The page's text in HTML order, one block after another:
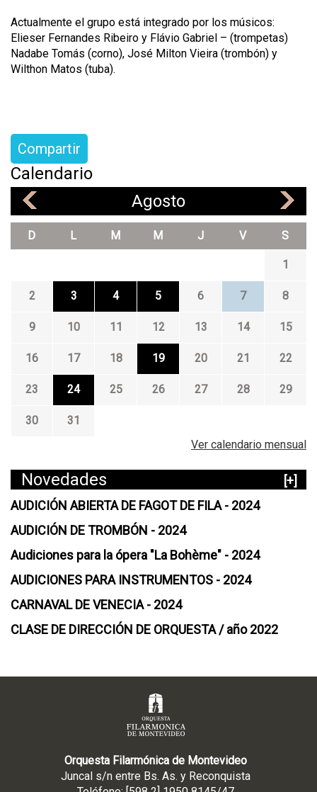
Actualmente el grupo está integrado por los músicos:
Elieser Fernandes Ribeiro y Flávio Gabriel – (trompetas)
Nadabe Tomás (corno), José Milton Vieira (trombón) y
Wilthon Matos (tuba).
Compartir
Calendario
Agosto
D L M M J V S
1
2 3 4 5 6 7 8
9 10 11 12 13 14 15
16 17 18 19 20 21 22
23 24 25 26 27 28 29
30
31
Ver calendario mensual
Novedades
[+]
AUDICIÓN ABIERTA DE FAGOT DE FILA - 2024
AUDICIÓN DE TROMBÓN - 2024
Audiciones para la ópera "La Bohème" - 2024
AUDICIONES PARA INSTRUMENTOS - 2024
CARNAVAL DE VENECIA - 2024
CLASE DE DIRECCIÓN DE ORQUESTA / año 2022
Orquesta Filarmónica de Montevideo
Juncal s/n entre Bs. As. y Reconquista